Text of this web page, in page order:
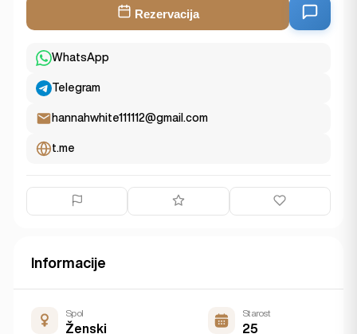
Rezervacija
WhatsApp
Telegram
hannahwhite111112@gmail.com
t.me
Informacije
Spol
Ženski
Starost
25